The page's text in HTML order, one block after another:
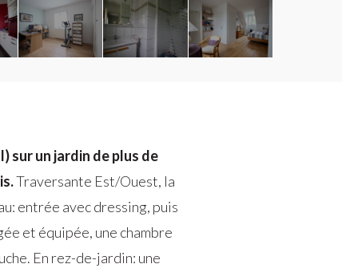
sur un jardin de plus de
Traversante Est/Ouest, la
entrée avec dressing, puis
et équipée, une chambre
En rez-de-jardin: une